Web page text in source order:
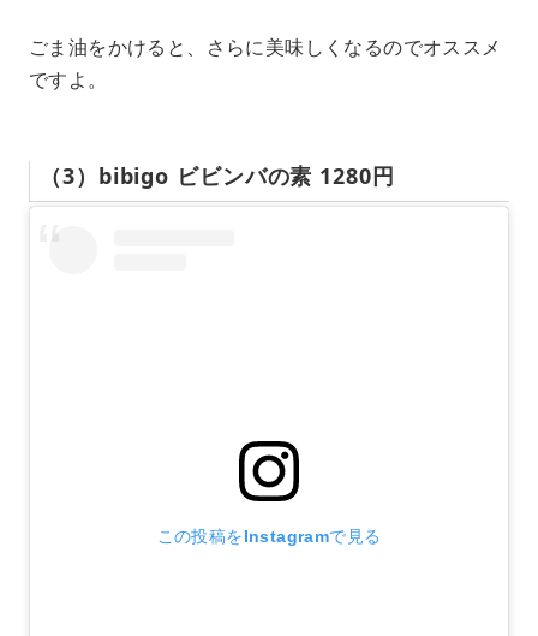
ごま油をかけると、さらに美味しくなるのでオススメ
ですよ。
（3）bibigo ビビンバの素 1280円
この投稿をInstagramで見る